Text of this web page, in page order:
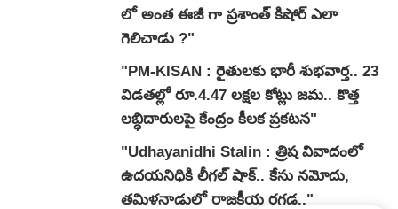
లో అంత ఈజీ గా ప్రశాంత్ కిషోర్ ఎలా
గెలిచాడు ?"
"PM-KISAN : రైతులకు భారీ శుభవార్త.. 23
విడతల్లో రూ.4.47 లక్షల కోట్లు జమ.. కొత్త
లబ్ధిదారులపై కేంద్రం కీలక ప్రకటన"
"Udhayanidhi Stalin : త్రిష వివాదంలో
ఉదయనిధికి లీగల్ షాక్.. కేసు నమోదు,
తమిళనాడులో రాజకీయ రగడ.."